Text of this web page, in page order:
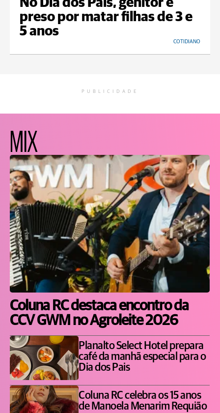
No Dia dos Pais, genitor é
preso por matar filhas de 3 e
5 anos
COTIDIANO
PUBLICIDADE
MIX
Coluna RC destaca encontro da
CCV GWM no Agroleite 2026
Planalto Select Hotel prepara
café da manhã especial para o
Dia dos Pais
Coluna RC celebra os 15 anos
de Manoela Menarim Requião